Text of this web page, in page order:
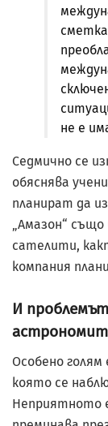
не е
Седмично се
обяснява
планират да
„Амазон“
сателити,
компания
И
Особено
която се
Неприятното